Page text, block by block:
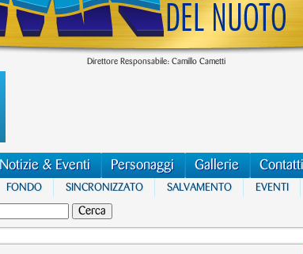
Direttore Responsabile: Camillo Cametti
Notizie & Eventi Personaggi Gallerie Contatti
FONDO SINCRONIZZATO SALVAMENTO EVENTI